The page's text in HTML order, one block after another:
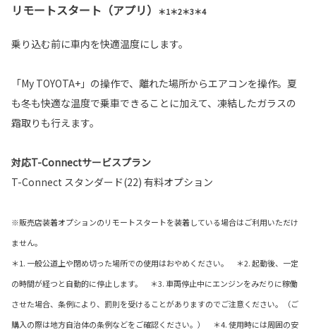
リモートスタート（アプリ） ＊1＊2＊3＊4
乗り込む前に車内を快適温度にします。
「My TOYOTA+」の操作で、離れた場所からエアコンを操作。夏
も冬も快適な温度で乗車できることに加えて、凍結したガラスの
霜取りも行えます。
対応T-Connectサービスプラン
T-Connect スタンダード(22) 有料オプション
※販売店装着オプションのリモートスタートを装着している場合はご利用いただけ
ません。
＊1. 一般公道上や閉め切った場所での使用はおやめください。 ＊2. 起動後、一定
の時間が経つと自動的に停止します。 ＊3. 車両停止中にエンジンをみだりに稼働
させた場合、条例により、罰則を受けることがありますのでご注意ください。（ご
購入の際は地方自治体の条例などをご確認ください。） ＊4. 使用時には周囲の安